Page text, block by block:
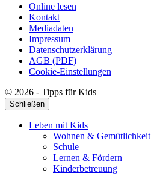
Online lesen
Kontakt
Mediadaten
Impressum
Datenschutzerklärung
AGB (PDF)
Cookie-Einstellungen
© 2026 - Tipps für Kids
Schließen
Leben mit Kids
Wohnen & Gemütlichkeit
Schule
Lernen & Fördern
Kinderbetreuung